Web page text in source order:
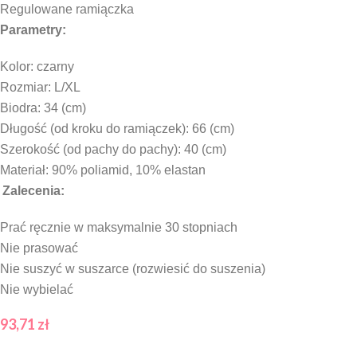
Regulowane ramiączka
Parametry:
Kolor: czarny
Rozmiar: L/XL
Biodra: 34 (cm)
Długość (od kroku do ramiączek): 66 (cm)
Szerokość (od pachy do pachy): 40 (cm)
Materiał: 90% poliamid, 10% elastan
Zalecenia:
Prać ręcznie w maksymalnie 30 stopniach
Nie prasować
Nie suszyć w suszarce (rozwiesić do suszenia)
Nie wybielać
93,71 zł